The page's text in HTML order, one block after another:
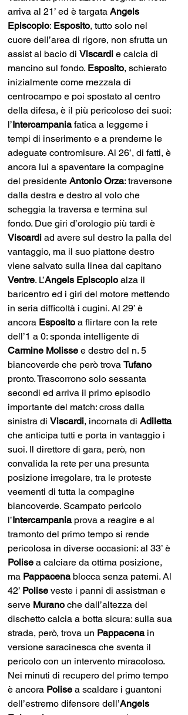
arriva al 21’ ed è targata Angels
Episcopio: Esposito, tutto solo nel
cuore dell’area di rigore, non sfrutta un
assist al bacio di Viscardi e calcia di
mancino sul fondo. Esposito, schierato
inizialmente come mezzala di
centrocampo e poi spostato al centro
della difesa, è il più pericoloso dei suoi:
l’Intercampania fatica a leggerne i
tempi di inserimento e a prenderne le
adeguate contromisure. Al 26’, di fatti, è
ancora lui a spaventare la compagine
del presidente Antonio Orza: traversone
dalla destra e destro al volo che
scheggia la traversa e termina sul
fondo. Due giri d’orologio più tardi è
Viscardi ad avere sul destro la palla del
vantaggio, ma il suo piattone destro
viene salvato sulla linea dal capitano
Ventre. L’Angels Episcopio alza il
baricentro ed i giri del motore mettendo
in seria difficoltà i cugini. Al 29’ è
ancora Esposito a flirtare con la rete
dell’1 a 0: sponda intelligente di
Carmine Molisse e destro del n. 5
biancoverde che però trova Tufano
pronto. Trascorrono solo sessanta
secondi ed arriva il primo episodio
importante del match: cross dalla
sinistra di Viscardi, incornata di Adiletta
che anticipa tutti e porta in vantaggio i
suoi. Il direttore di gara, però, non
convalida la rete per una presunta
posizione irregolare, tra le proteste
veementi di tutta la compagine
biancoverde. Scampato pericolo
l’Intercampania prova a reagire e al
tramonto del primo tempo si rende
pericolosa in diverse occasioni: al 33’ è
Polise a calciare da ottima posizione,
ma Pappacena blocca senza patemi. Al
42’ Polise veste i panni di assistman e
serve Murano che dall’altezza del
dischetto calcia a botta sicura: sulla sua
strada, però, trova un Pappacena in
versione saracinesca che sventa il
pericolo con un intervento miracoloso.
Nei minuti di recupero del primo tempo
è ancora Polise a scaldare i guantoni
dell’estremo difensore dell’Angels